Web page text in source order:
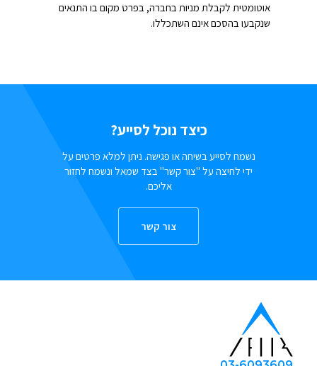
אוטומטית לקבלת מניות בחברה, בפרט מקום בו התנאים
שנקבעו בהסכם אינם השתכללו.
כיצד נוכל לסייע?
נשמח לסייע בשיחה או פגישה. ניתן למלא פרטים על
ידי לחיצה על "צור קשר" בצד שמאל ונשמח לחזור
אליכם.
צור קשר